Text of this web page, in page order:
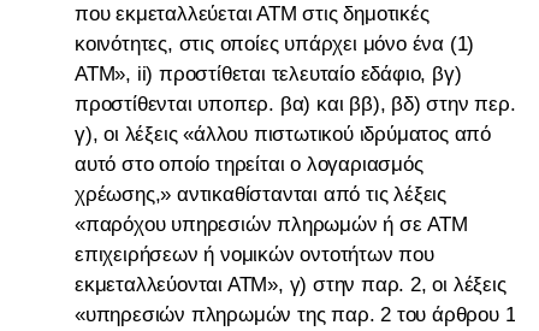
που εκμεταλλεύεται ΑΤΜ στις δημοτικές
κοινότητες, στις οποίες υπάρχει μόνο ένα (1)
ΑΤΜ», ii) προστίθεται τελευταίο εδάφιο, βγ)
προστίθενται υποπερ. βα) και ββ), βδ) στην περ.
γ), οι λέξεις «άλλου πιστωτικού ιδρύματος από
αυτό στο οποίο τηρείται ο λογαριασμός
χρέωσης,» αντικαθίστανται από τις λέξεις
«παρόχου υπηρεσιών πληρωμών ή σε ATM
επιχειρήσεων ή νομικών οντοτήτων που
εκμεταλλεύονται ΑΤΜ», γ) στην παρ. 2, οι λέξεις
«υπηρεσιών πληρωμών της παρ. 2 του άρθρου 1